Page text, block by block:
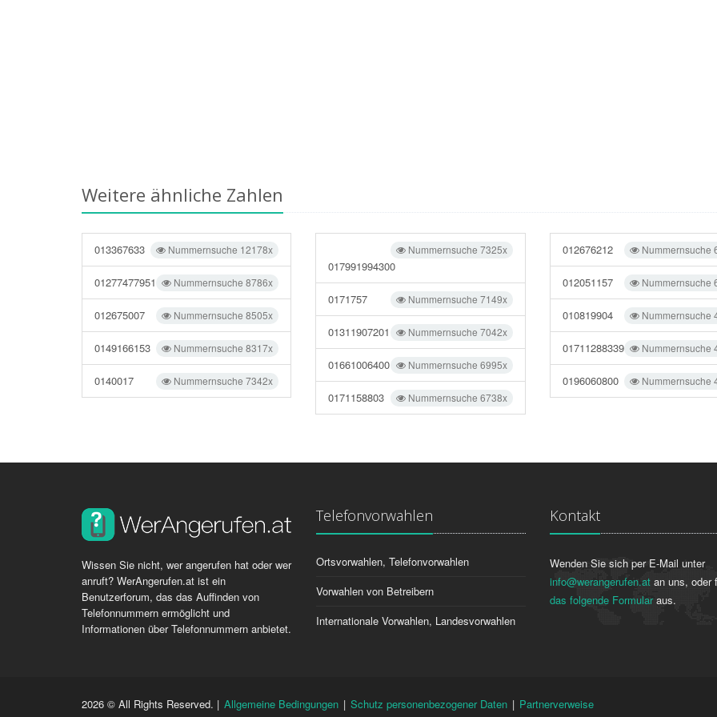
Weitere ähnliche Zahlen
Nummernsuche 12178x
013367633
Nummernsuche 8786x
01277477951
Nummernsuche 8505x
012675007
Nummernsuche 8317x
0149166153
Nummernsuche 7342x
0140017
Nummernsuche 7325x
017991994300
Nummernsuche 7149x
0171757
Nummernsuche 7042x
01311907201
Nummernsuche 6995x
01661006400
Nummernsuche 6738x
0171158803
Nummernsuche
012676212
Nummernsuche
012051157
Nummernsuche
010819904
Nummernsuche
01711288339
Nummernsuche
0196060800
Wissen Sie nicht, wer angerufen hat oder wer
anruft? WerAngerufen.at ist ein
Benutzerforum, das das Auffinden von
Telefonnummern ermöglicht und
Informationen über Telefonnummern anbietet.
Telefonvorwahlen
Ortsvorwahlen, Telefonvorwahlen
Vorwahlen von Betreibern
Internationale Vorwahlen, Landesvorwahlen
Kontakt
Wenden Sie sich per E-Mail unter
info@werangerufen.at an uns, oder
das folgende Formularaus.
2026 © All Rights Reserved. | Allgemeine Bedingungen | Schutz personenbezogener Daten | Partnerverweise